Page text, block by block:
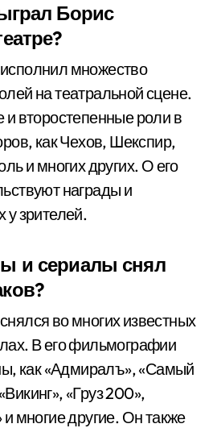
Борис
множество
на театральной сцене.
и второстепенные роли в
как Чехов, Шекспир,
и многих других. О его
награды и
у зрителей.
и сериалы снял
во многих известных
В его фильмографии
как «Адмиралъ», «Самый
«Груз 200»,
и многие другие. Он также